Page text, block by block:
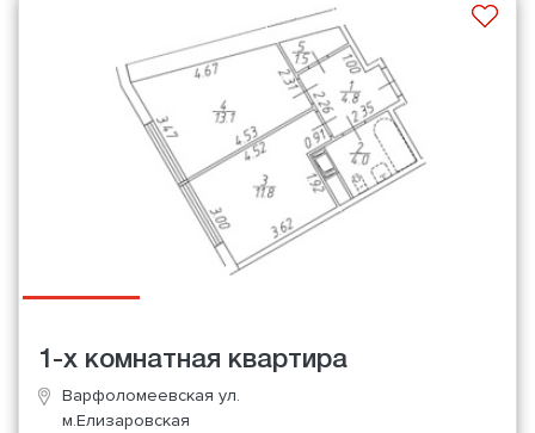
1-х комнатная квартира
Варфоломеевская ул.
м.Елизаровская